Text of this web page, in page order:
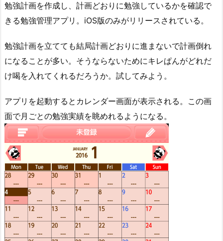
勉強計画を作成し、計画どおりに勉強しているかを確認で
きる勉強管理アプリ。iOS版のみがリリースされている。
勉強計画を立てても結局計画どおりに進まないで計画倒れ
になることが多い。そうならないためにキレぱんがどれだ
け喝を入れてくれるだろうか。試してみよう。
アプリを起動するとカレンダー画面が表示される。この画
面で月ごとの勉強実績を眺めれるようになる。